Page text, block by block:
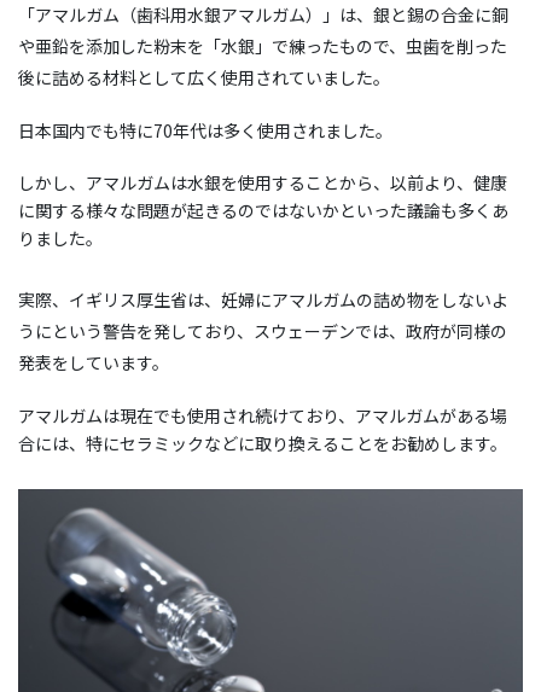
「アマルガム（歯科用水銀アマルガム）」は、銀と錫の合金に銅
や亜鉛を添加した粉末を「水銀」で練ったもので、虫歯を削った
後に詰める材料として広く使用されていました。
日本国内でも特に70年代は多く使用されました。
しかし、アマルガムは水銀を使用することから、以前より、健康
に関する様々な問題が起きるのではないかといった議論も多くあ
りました。
実際、イギリス厚生省は、妊婦にアマルガムの詰め物をしないよ
うにという警告を発しており、スウェーデンでは、政府が同様の
発表をしています。
アマルガムは現在でも使用され続けており、アマルガムがある場
合には、特にセラミックなどに取り換えることをお勧めします。